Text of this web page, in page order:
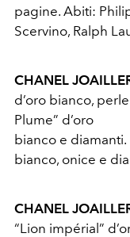
pagine. Abiti:
Scervino, Ralph
CHANEL
d’oro bianco,
Plume” d’oro
bianco e diamanti.
bianco, onice e
CHANEL
“Lion impérial”